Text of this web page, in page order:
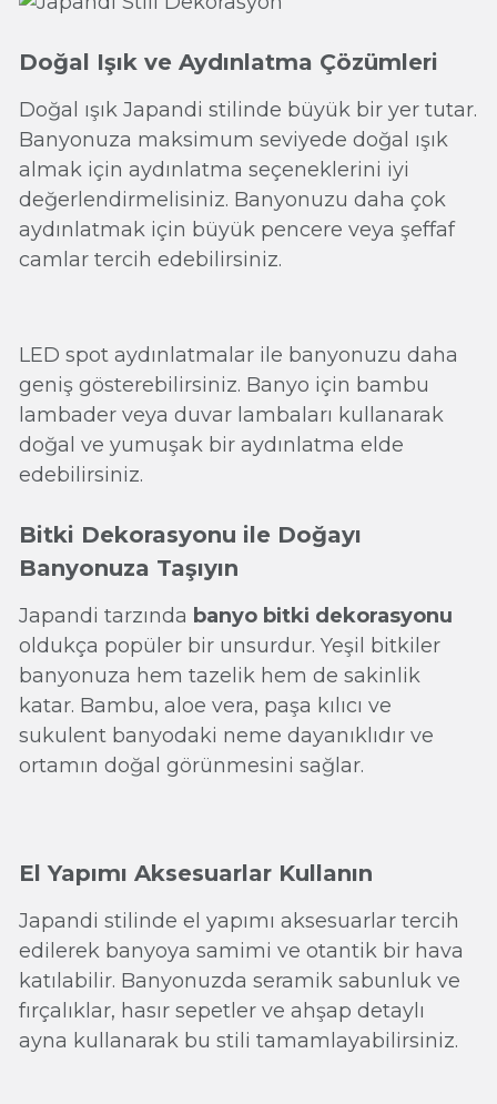
Doğal Işık ve Aydınlatma Çözümleri
Doğal ışık Japandi stilinde büyük bir yer tutar.
Banyonuza maksimum seviyede doğal ışık
almak için aydınlatma seçeneklerini iyi
değerlendirmelisiniz. Banyonuzu daha çok
aydınlatmak için büyük pencere veya şeffaf
camlar tercih edebilirsiniz.
LED spot aydınlatmalar ile banyonuzu daha
geniş gösterebilirsiniz. Banyo için bambu
lambader veya duvar lambaları kullanarak
doğal ve yumuşak bir aydınlatma elde
edebilirsiniz.
Bitki Dekorasyonu ile Doğayı
Banyonuza Taşıyın
Japandi tarzında banyo bitki dekorasyonu
oldukça popüler bir unsurdur. Yeşil bitkiler
banyonuza hem tazelik hem de sakinlik
katar. Bambu, aloe vera, paşa kılıcı ve
sukulent banyodaki neme dayanıklıdır ve
ortamın doğal görünmesini sağlar.
El Yapımı Aksesuarlar Kullanın
Japandi stilinde el yapımı aksesuarlar tercih
edilerek banyoya samimi ve otantik bir hava
katılabilir. Banyonuzda seramik sabunluk ve
fırçalıklar, hasır sepetler ve ahşap detaylı
ayna kullanarak bu stili tamamlayabilirsiniz.